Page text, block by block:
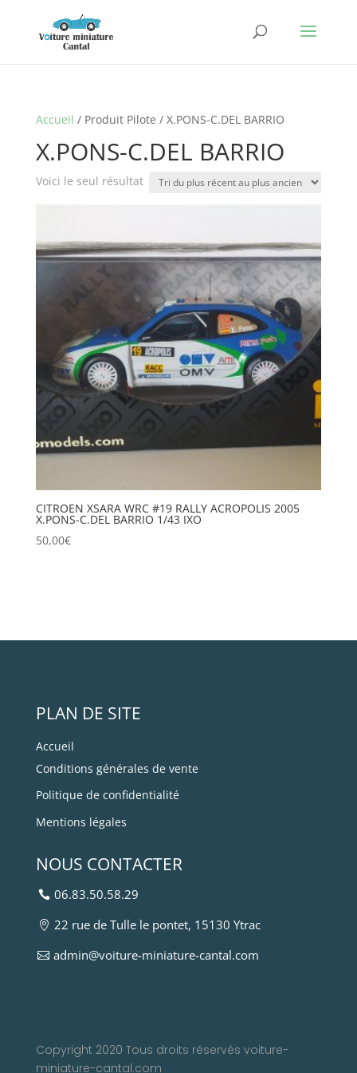
Accueil / Produit Pilote / X.PONS-C.DEL BARRIO
X.PONS-C.DEL BARRIO
Voici le seul résultat
CITROEN XSARA WRC #19 RALLY ACROPOLIS 2005
X.PONS-C.DEL BARRIO 1/43 IXO
50,00€
PLAN DE SITE
Accueil
Conditions générales de vente
Politique de confidentialité
Mentions légales
NOUS CONTACTER
06.83.50.58.29
22 rue de Tulle le pontet, 15130 Ytrac
admin@voiture-miniature-cantal.com
Copyright 2020 Tous droits réservés voiture-
miniature-cantal.com